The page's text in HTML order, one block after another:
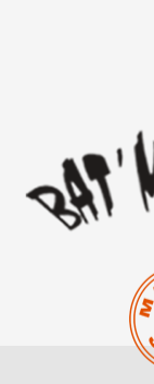
2025 24H